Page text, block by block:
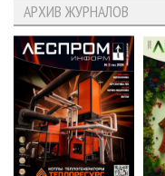
АРХИВ ЖУРНАЛОВ